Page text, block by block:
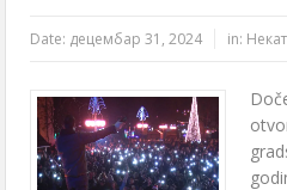
Date: децембар 31, 2024 in: